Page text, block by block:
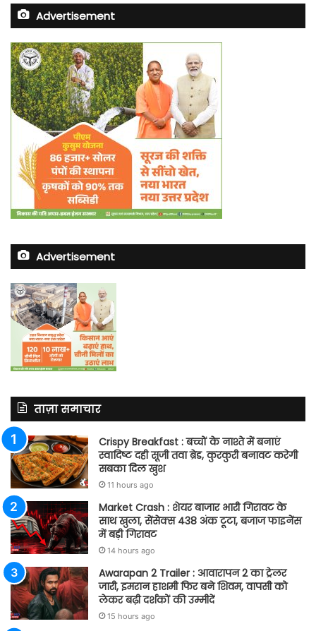
Advertisement
Advertisement
ताज़ा समाचार
Crispy Breakfast : बच्चों के नाश्ते में बनाएं
स्वादिष्ट दही सूजी तवा ब्रेड, कुरकुरी बनावट करेगी
सबका दिल खुश
11 hours ago
Market Crash : शेयर बाजार भारी गिरावट के
साथ खुला, सेंसेक्स 438 अंक टूटा, बजाज फाइनेंस
में बड़ी गिरावट
14 hours ago
Awarapan 2 Trailer : आवारापन 2 का ट्रेलर
जारी, इमरान हाशमी फिर बने शिवम, वापसी को
लेकर बढ़ी दर्शकों की उम्मीदें
15 hours ago